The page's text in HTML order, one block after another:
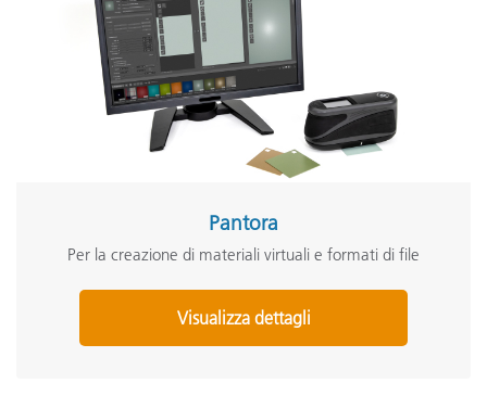
Pantora
Per la creazione di materiali virtuali e formati di file
Visualizza dettagli